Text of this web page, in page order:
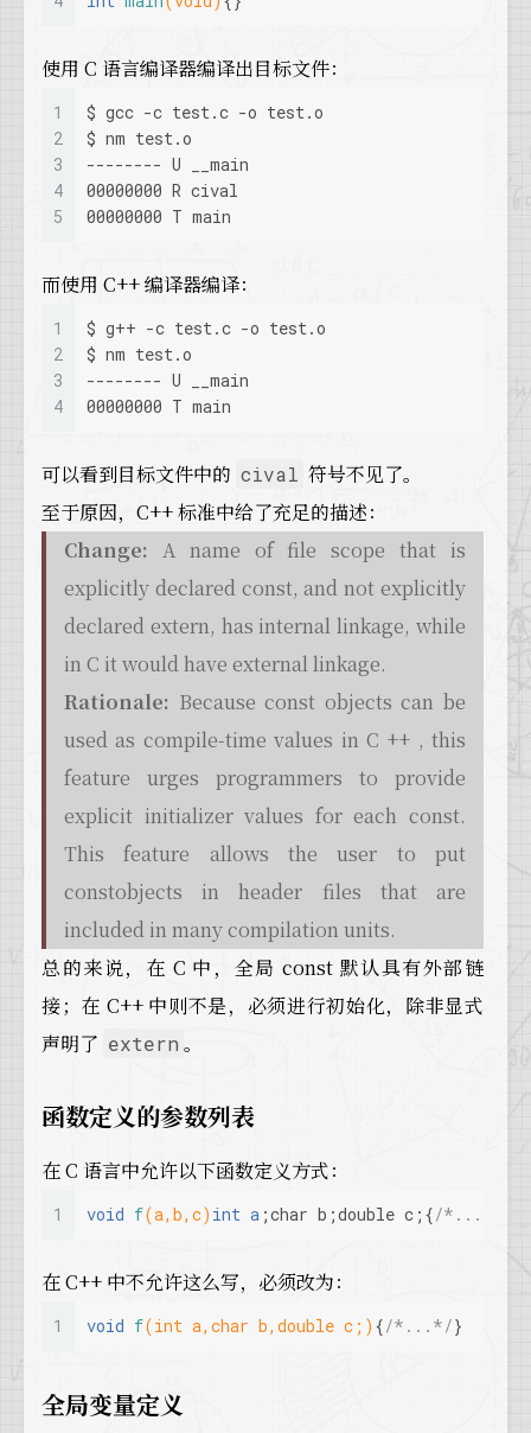
使用 C 语言编译器编译出目标文件：
1
2
3
4
5
$ gcc -c test.c -o test.o
$ nm test.o
-------- U __main
00000000 R cival
00000000 T main
而使用 C++ 编译器编译：
1
2
3
4
$ g++ -c test.c -o test.o
$ nm test.o
-------- U __main
00000000 T main
可以看到目标文件中的 cival 符号不见了。
至于原因，C++ 标准中给了充足的描述：
Change: A name of file scope that is
explicitly declared const, and not explicitly
declared extern, has internal linkage, while
in C it would have external linkage.
Rationale: Because const objects can be
used as compile-time values in C ++ , this
feature urges programmers to provide
explicit initializer values for each const.
This feature allows the user to put
constobjects in header files that are
included in many compilation units.
总的来说，在 C 中，全局 const 默认具有外部链
接；在 C++ 中则不是，必须进行初始化，除非显式
声明了 extern 。
函数定义的参数列表
在 C 语言中允许以下函数定义方式：
1 void f(a,b,c) int a ;char b;double c;{/*...*/
在 C++ 中不允许这么写，必须改为：
1 void f(int a, char b, double c;) {/*...*/}
全局变量定义